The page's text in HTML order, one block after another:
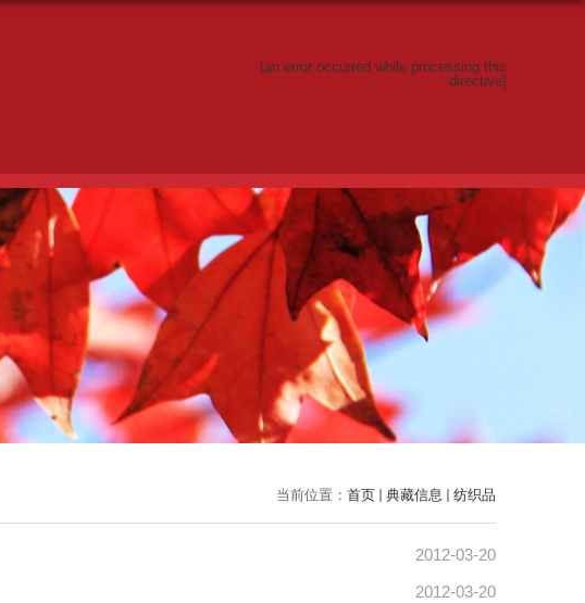
[an error occurred while processing this
directive]
当前位置： 首页 典藏信息 纺织品
2012-03-20
2012-03-20